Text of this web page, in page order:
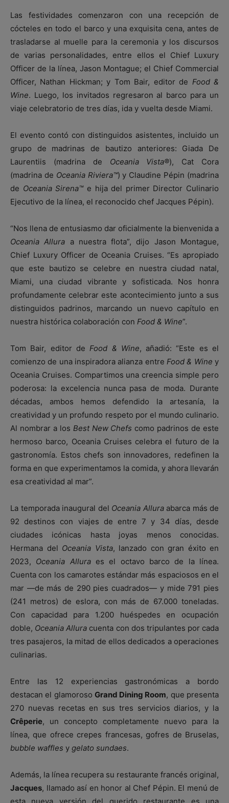
Las festividades comenzaron con una recepción de
cócteles en todo el barco y una exquisita cena, antes de
trasladarse al muelle para la ceremonia y los discursos
de varias personalidades, entre ellos el Chief Luxury
Officer de la línea, Jason Montague; el Chief Commercial
Officer, Nathan Hickman; y Tom Bair, editor de Food &
Wine. Luego, los invitados regresaron al barco para un
viaje celebratorio de tres días, ida y vuelta desde Miami.
El evento contó con distinguidos asistentes, incluido un
grupo de madrinas de bautizo anteriores: Giada De
Laurentiis (madrina de Oceania Vista®), Cat Cora
(madrina de Oceania Riviera™) y Claudine Pépin (madrina
de Oceania Sirena™e hija del primer Director Culinario
Ejecutivo de la línea, el reconocido chef Jacques Pépin).
“Nos llena de entusiasmo dar oficialmente la bienvenida a
Oceania Allura a nuestra flota”, dijo Jason Montague,
Chief Luxury Officer de Oceania Cruises. “Es apropiado
que este bautizo se celebre en nuestra ciudad natal,
Miami, una ciudad vibrante y sofisticada. Nos honra
profundamente celebrar este acontecimiento junto a sus
distinguidos padrinos, marcando un nuevo capítulo en
nuestra histórica colaboración con Food & Wine”.
Tom Bair, editor deFood & Wine, añadió: “Este es el
comienzo de una inspiradora alianza entre Food & Wine y
Oceania Cruises. Compartimos una creencia simple pero
poderosa: la excelencia nunca pasa de moda. Durante
décadas, ambos hemos defendido la artesanía, la
creatividad y un profundo respeto por el mundo culinario.
Al nombrar a los Best New Chefs como padrinos de este
hermoso barco, Oceania Cruises celebra el futuro de la
gastronomía. Estos chefs son innovadores, redefinen la
forma en que experimentamos la comida, y ahora llevarán
esa creatividad al mar”.
La temporada inaugural del Oceania Alluraabarca más de
92 destinos con viajes de entre 7 y 34 días, desde
ciudades icónicas hasta joyas menos conocidas.
Hermana del Oceania Vista, lanzado con gran éxito en
2023, Oceania Alluraes el octavo barco de la línea.
Cuenta con los camarotes estándar más espaciosos en el
mar —de más de 290 pies cuadrados— y mide 791 pies
(241 metros) de eslora, con más de 67.000 toneladas.
Con capacidad para 1.200 huéspedes en ocupación
doble, Oceania Allura cuenta con dos tripulantes por cada
tres pasajeros, la mitad de ellos dedicados a operaciones
culinarias.
Entre las 12 experiencias gastronómicas a bordo
destacan el glamoroso Grand Dining Room, que presenta
270 nuevas recetas en sus tres servicios diarios, y la
Crêperie, un concepto completamente nuevo para la
línea, que ofrece crepes francesas, gofres de Bruselas,
bubble waffles y gelato sundaes.
Además, la línea recupera su restaurante francés original,
Jacques, llamado así en honor al Chef Pépin. El menú de